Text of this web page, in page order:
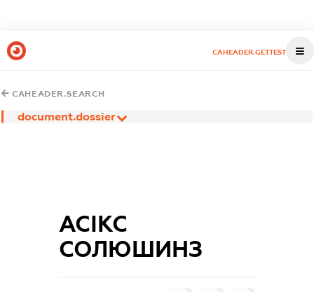
CAHEADER.GETTEST
CAHEADER.SEARCH
document.dossier
АСІКС
СОЛЮШИНЗ